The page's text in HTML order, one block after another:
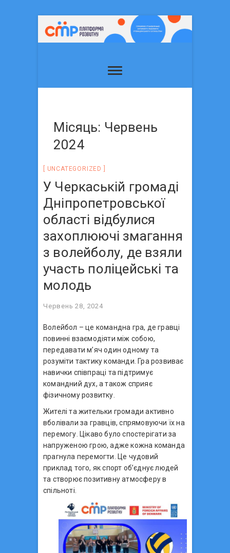
Місяць: Червень
2024
UNCATEGORIZED
У Черкаській громаді
Дніпропетровської
області відбулися
захоплюючі змагання
з волейболу, де взяли
участь поліцейські та
молодь
Червень 28, 2024
Волейбол – це командна гра, де гравці
повинні взаємодіяти між собою,
передавати м’яч один одному та
розуміти тактику команди. Гра розвиває
навички співпраці та підтримує
командний дух, а також сприяє
фізичному розвитку.
Жителі та жительки громади активно
вболівали за гравців, спрямовуючи їх на
перемогу. Цікаво було спостерігати за
напруженою грою, адже кожна команда
прагнула перемогти. Це чудовий
приклад того, як спорт об’єднує людей
та створює позитивну атмосферу в
спільноті.